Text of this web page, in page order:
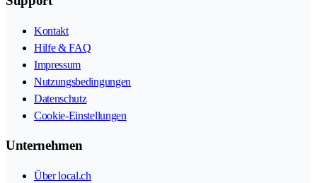
Kontakt
Hilfe & FAQ
Impressum
Nutzungsbedingungen
Datenschutz
Cookie-Einstellungen
Unternehmen
Über local.ch